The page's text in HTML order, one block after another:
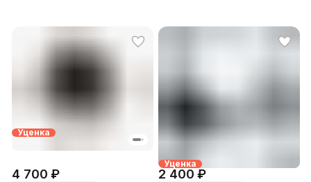
Уценка
4 700 ₽
Уценка
2 400 ₽